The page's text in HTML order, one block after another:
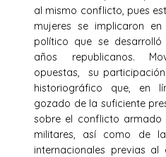
al mismo conflicto, pues
mujeres se implicaron
político que se
años republicanos.
opuestas, su
historiográfico que, en
gozado de la suficiente
sobre el conflicto
militares, así como de
internacionales previas